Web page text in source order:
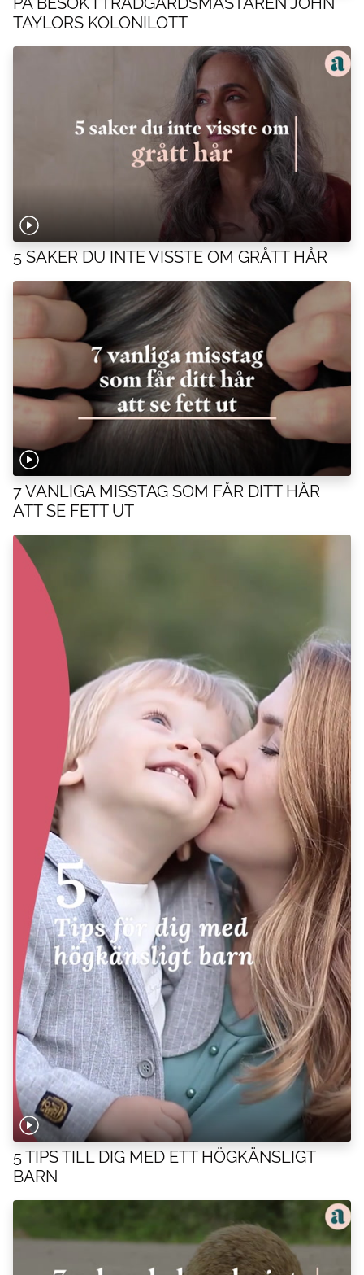
TAYLORS KOLONILOTT
5 SAKER DU INTE VISSTE OM GRÅTT HÅR
7 VANLIGA MISSTAG SOM FÅR DITT HÅR
ATT SE FETT UT
5 TIPS TILL DIG MED ETT HÖGKÄNSLIGT
BARN